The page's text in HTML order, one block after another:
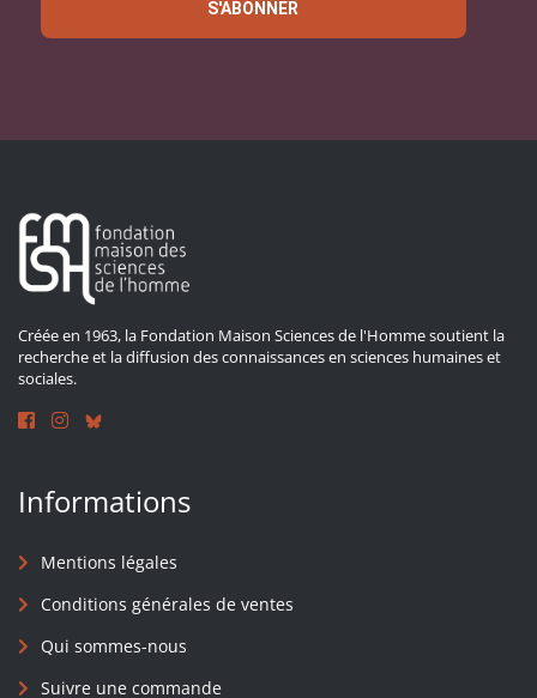
S'ABONNER
Créée en 1963, la Fondation Maison Sciences de l'Homme soutient la
recherche et la diffusion des connaissances en sciences humaines et
sociales.
Informations
Mentions légales
Conditions générales de ventes
Qui sommes-nous
Suivre une commande